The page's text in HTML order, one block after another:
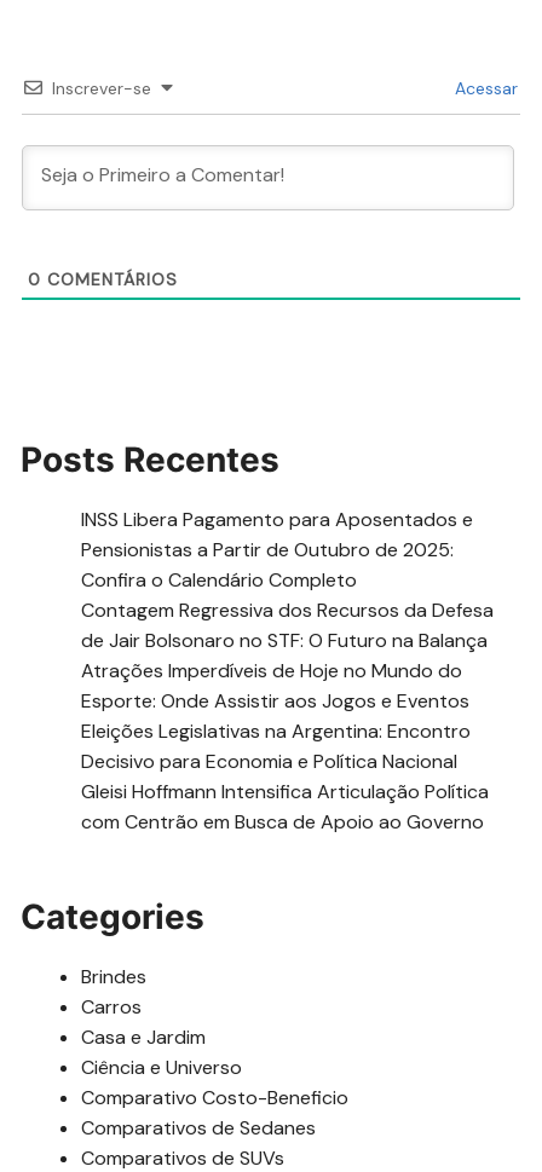
Inscrever-se Acessar
0 COMENTÁRIOS
Posts Recentes
INSS Libera Pagamento para Aposentados e
Pensionistas a Partir de Outubro de 2025:
Confira o Calendário Completo
Contagem Regressiva dos Recursos da Defesa
de Jair Bolsonaro no STF: O Futuro na Balança
Atrações Imperdíveis de Hoje no Mundo do
Esporte: Onde Assistir aos Jogos e Eventos
Eleições Legislativas na Argentina: Encontro
Decisivo para Economia e Política Nacional
Gleisi Hoffmann Intensifica Articulação Política
com Centrão em Busca de Apoio ao Governo
Categories
Brindes
Carros
Casa e Jardim
Ciência e Universo
Comparativo Costo-Beneficio
Comparativos de Sedanes
Comparativos de SUVs